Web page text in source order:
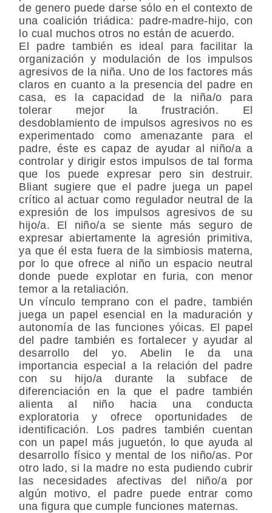
de genero puede darse sólo en el contexto de
una coalición triádica: padre-madre-hijo, con
lo cual muchos otros no están de acuerdo.
El padre también es ideal para facilitar la
organización y modulación de los impulsos
agresivos de la niña. Uno de los factores más
claros en cuanto a la presencia del padre en
casa, es la capacidad de la niña/o para
tolerar mejor la frustración. El
desdoblamiento de impulsos agresivos no es
experimentado como amenazante para el
padre, éste es capaz de ayudar al niño/a a
controlar y dirigir estos impulsos de tal forma
que los puede expresar pero sin destruir.
Bliant sugiere que el padre juega un papel
crítico al actuar como regulador neutral de la
expresión de los impulsos agresivos de su
hijo/a. El niño/a se siente más seguro de
expresar abiertamente la agresión primitiva,
ya que él esta fuera de la simbiosis materna,
por lo que ofrece al niño un espacio neutral
donde puede explotar en furia, con menor
temor a la retaliación.
Un vínculo temprano con el padre, también
juega un papel esencial en la maduración y
autonomía de las funciones yóicas. El papel
del padre también es fortalecer y ayudar al
desarrollo del yo. Abelin le da una
importancia especial a la relación del padre
con su hijo/a durante la subface de
diferenciación en la que el padre también
alienta al niño hacia una conducta
exploratoria y ofrece oportunidades de
identificación. Los padres también cuentan
con un papel más juguetón, lo que ayuda al
desarrollo físico y mental de los niño/as. Por
otro lado, si la madre no esta pudiendo cubrir
las necesidades afectivas del niño/a por
algún motivo, el padre puede entrar como
una figura que cumple funciones maternas.